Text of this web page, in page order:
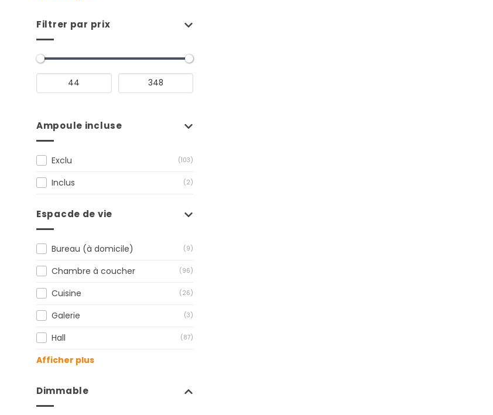
Filtrer par prix
Ampoule incluse
Exclu (103)
Inclus (2)
Espacde de vie
Bureau (à domicile) (9)
Chambre à coucher (96)
Cuisine (26)
Galerie (3)
Hall (87)
Afficher plus
Dimmable